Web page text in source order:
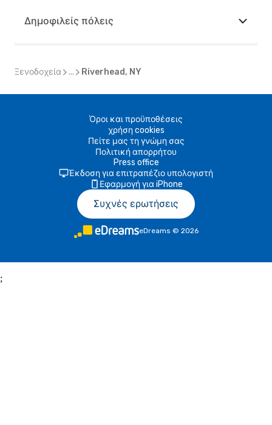
Δημοφιλείς πόλεις
Ξενοδοχεία ... Riverhead, NY
Όροι και προϋποθέσεις
χρήση cookies
Πείτε μας τη γνώμη σας
Πολιτική απορρήτου
Press office
Έκδοση για επιτραπέζιο υπολογιστή
Εφαρμογή για iPhone
Συχνές ερωτήσεις
eDreams © 2026
;